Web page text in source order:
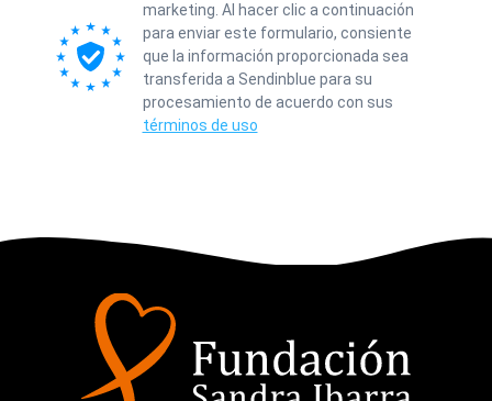
marketing. Al hacer clic a continuación
para enviar este formulario, consiente
que la información proporcionada sea
transferida a Sendinblue para su
procesamiento de acuerdo con sus
términos de uso